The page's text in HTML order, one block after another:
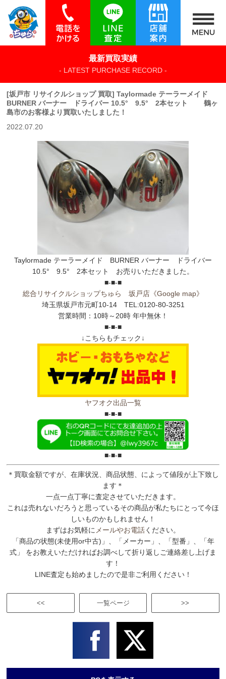
最新買取実績
- LATEST PURCHASE RECORD -
[坂戸市 リサイクルショップ 買取] Taylormade テーラーメイド
BURNER バーナー ドライバー 10.5° 9.5° 2本セット 鶴ヶ
島市のお客様より買取いたしました！
2022.07.20
Taylormade テーラーメイド BURNER バーナー ドライバー
10.5° 9.5° 2本セット お売りいただきました。
■-■-■
総合リサイクルショップちゅら 坂戸店 《Google map》
埼玉県坂戸市元町10-14 TEL:0120-80-3251
営業時間：10時～20時 年中無休！
■-■-■
↓こちらもチェック↓
ヤフオク出品一覧
■-■-■
■-■-■
＊買取金額ですが、在庫状況、商品状態、によって値段が上下致し
ます＊
一点一点丁寧に査定させていただきます。
これは売れないだろうと思っているその商品が私たちにとって今ほ
しいものかもしれません！
まずはお気軽に メールやお電話ください。
「商品の状態(未使用or中古)」、「メーカー」、「型番」、「年
式」 をお教えいただければお調べして折り返しご連絡差し上げま
す！
LINE査定も始めましたので是非ご利用ください！
<< >>
一覧ページ